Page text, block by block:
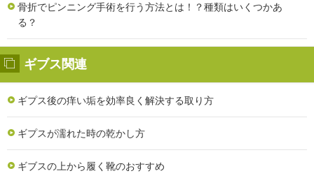
骨折でピンニング手術を行う方法とは！？種類はいくつかあ
る？
ギブス関連
ギプス後の痒い垢を効率良く解決する取り方
ギプスが濡れた時の乾かし方
ギブスの上から履く靴のおすすめ